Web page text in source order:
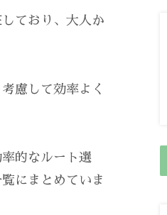
ており、大人か
慮して効率よく
的なルート選
にまとめていま